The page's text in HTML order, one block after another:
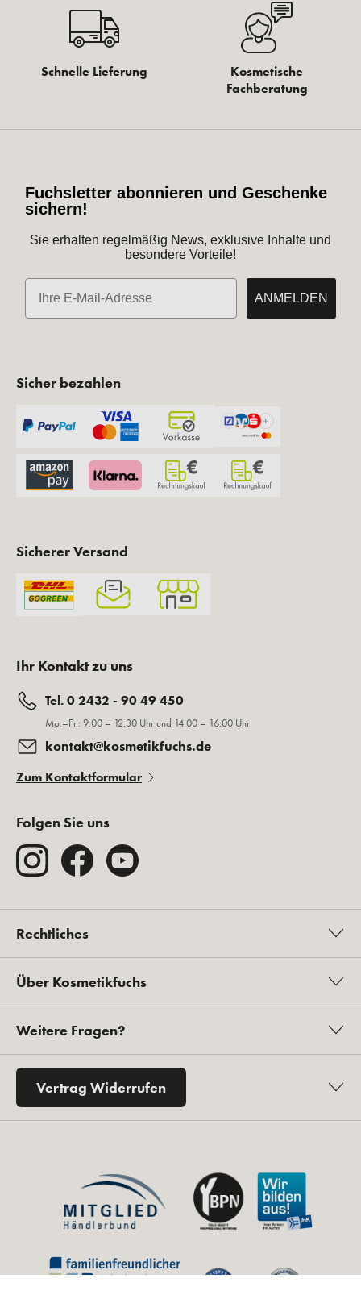
Schnelle Lieferung
Kosmetische
Fachberatung
Fuchsletter abonnieren und Geschenke
sichern!
Sie erhalten regelmäßig News, exklusive Inhalte und
besondere Vorteile!
E-Mail
ANMELDEN
Sicher bezahlen
Sicherer Versand
Ihr Kontakt zu uns
Tel. 0 2432 - 90 49 450
Mo.–Fr.: 9:00 – 12:30 Uhr und 14:00 – 16:00 Uhr
kontakt@kosmetikfuchs.de
Zum Kontaktformular
Folgen Sie uns
Rechtliches
Über Kosmetikfuchs
Weitere Fragen?
Vertrag Widerrufen